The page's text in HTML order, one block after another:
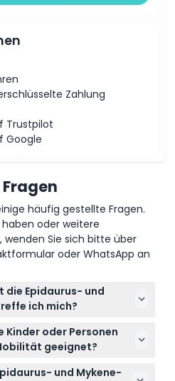
Zahlung
Trustpilot
Google
häufig gestellte Fragen.
oder weitere
Sie sich bitte über
oder WhatsApp an
die Epidaurus- und
ich mich?
um 8:30 Uhr morgens
in Athen. Alle
finden Sie bei der Online-
Kinder oder Personen
geeignet?
kostenlos
und Mykene-